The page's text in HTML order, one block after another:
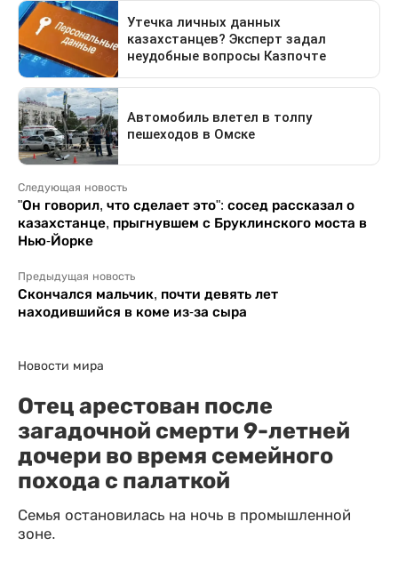
Следующая новость
"Он говорил, что сделает это": сосед рассказал о
казахстанце, прыгнувшем с Бруклинского моста в
Нью-Йорке
Предыдущая новость
Скончался мальчик, почти девять лет
находившийся в коме из-за сыра
Новости мира
Отец арестован после
загадочной смерти 9-летней
дочери во время семейного
похода с палаткой
Семья остановилась на ночь в промышленной
зоне.